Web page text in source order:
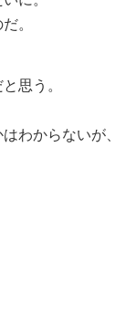
。
思う。
わからないが、